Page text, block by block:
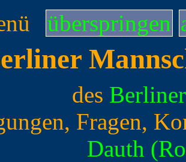
überspringen
des
Fragen,
Dauth